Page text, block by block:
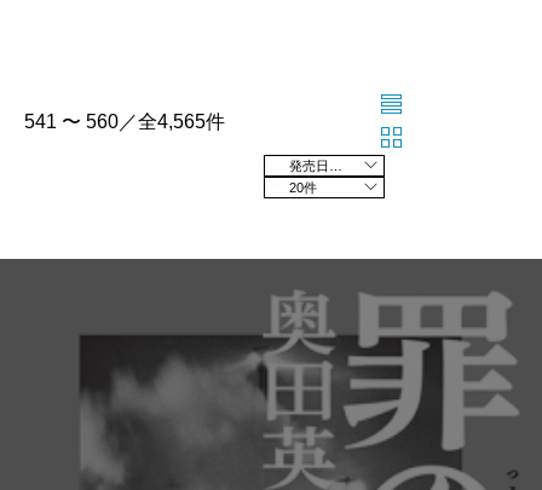
541 〜 560／全4,565件
20件